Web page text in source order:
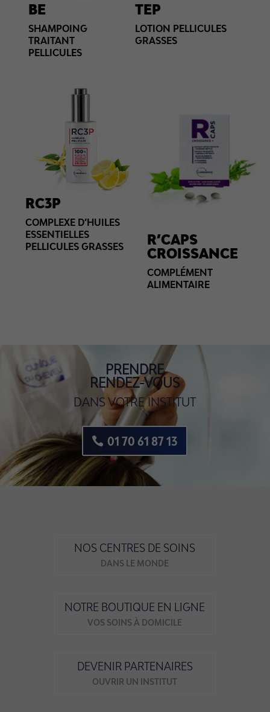
BE
SHAMPOING
TRAITANT
PELLICULES
TEP
LOTION PELLICULES
GRASSES
RC3P
COMPLEXE D’HUILES
ESSENTIELLES
PELLICULES GRASSES
R’CAPS
CROISSANCE
COMPLÉMENT
ALIMENTAIRE
PRENDRE
RENDEZ-VOUS
DANS VOTRE INSTITUT
01 70 61 87 13
NOS CENTRES DE SOINS
DANS LE MONDE
NOTRE BOUTIQUE EN LIGNE
VOS SOINS À DOMICILE
DEVENIR PARTENAIRES
OUVRIR UN INSTITUT